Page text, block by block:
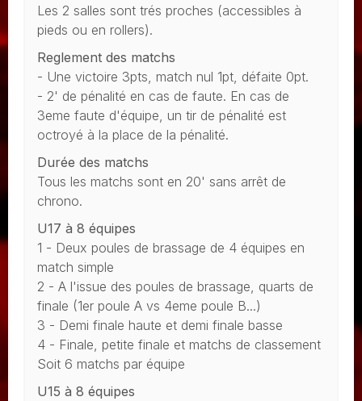
Les 2 salles sont trés proches (accessibles à
pieds ou en rollers).
Reglement des matchs
- Une victoire 3pts, match nul 1pt, défaite 0pt.
- 2' de pénalité en cas de faute. En cas de
3eme faute d'équipe, un tir de pénalité est
octroyé à la place de la pénalité.
Durée des matchs
Tous les matchs sont en 20' sans arrêt de
chrono.
U17 à 8 équipes
1 - Deux poules de brassage de 4 équipes en
match simple
2 - A l'issue des poules de brassage, quarts de
finale (1er poule A vs 4eme poule B...)
3 - Demi finale haute et demi finale basse
4 - Finale, petite finale et matchs de classement
Soit 6 matchs par équipe
U15 à 8 équipes